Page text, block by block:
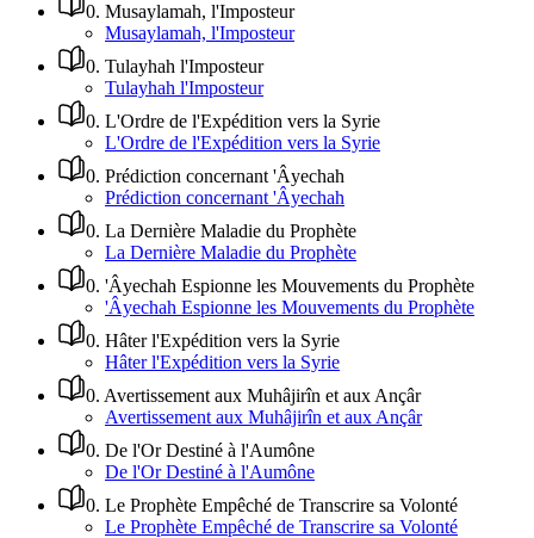
0. Musaylamah, l'Imposteur
Musaylamah, l'Imposteur
0. Tulayhah l'Imposteur
Tulayhah l'Imposteur
0. L'Ordre de l'Expédition vers la Syrie
L'Ordre de l'Expédition vers la Syrie
0. Prédiction concernant 'Âyechah
Prédiction concernant 'Âyechah
0. La Dernière Maladie du Prophète
La Dernière Maladie du Prophète
0. 'Âyechah Espionne les Mouvements du Prophète
'Âyechah Espionne les Mouvements du Prophète
0. Hâter l'Expédition vers la Syrie
Hâter l'Expédition vers la Syrie
0. Avertissement aux Muhâjirîn et aux Ançâr
Avertissement aux Muhâjirîn et aux Ançâr
0. De l'Or Destiné à l'Aumône
De l'Or Destiné à l'Aumône
0. Le Prophète Empêché de Transcrire sa Volonté
Le Prophète Empêché de Transcrire sa Volonté